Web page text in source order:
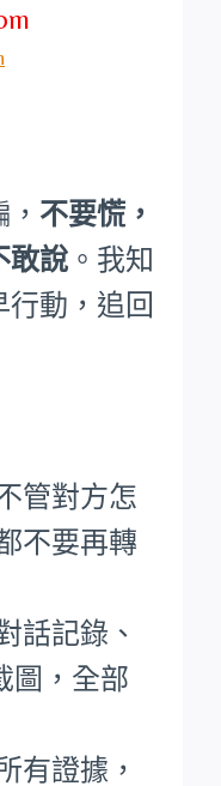
不要慌，
敢說 。我知
行動，追回
管對方怎
不要再轉
話記錄、
圖，全部
有證據，